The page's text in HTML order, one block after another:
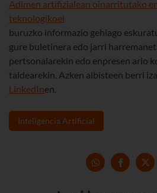
Adimen artifizialean oinarritutako
teknologikoei
buruzko informazio gehiago
gure buletinera edo jarri
pertsonalarekin edo enpresen arlo
taldearekin. Azken albisteen berri
LinkedInen.
Inteligencia Artificial